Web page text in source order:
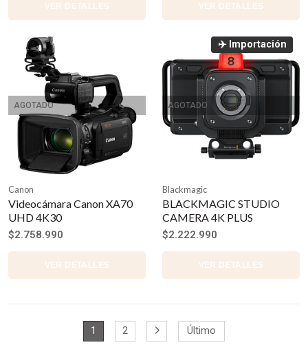
VER DETALLES VER DETALLES
AGOTADO
Canon
Videocámara Canon XA70
UHD 4K30
$2.758.990
VER DETALLES
AGOTADO
✈️ Importación
Blackmagic
BLACKMAGIC STUDIO
CAMERA 4K PLUS
$2.222.990
VER DETALLES
1 2 Último